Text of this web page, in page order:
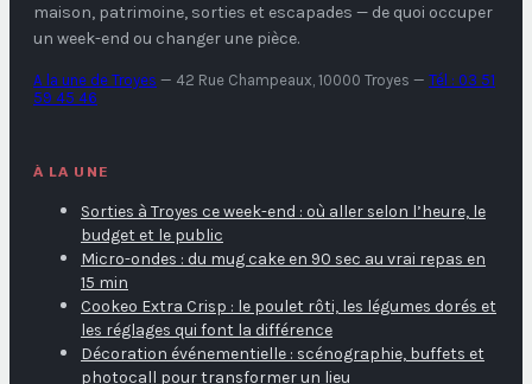
maison, patrimoine, sorties et escapades — de quoi occuper
un week-end ou changer une pièce.
A la une de Troyes — 42 Rue Champeaux, 10000 Troyes — Tél : 03 51
59 45 46
À LA UNE
Sorties à Troyes ce week-end : où aller selon l’heure, le
budget et le public
Micro-ondes : du mug cake en 90 sec au vrai repas en
15 min
Cookeo Extra Crisp : le poulet rôti, les légumes dorés et
les réglages qui font la différence
Décoration événementielle : scénographie, buffets et
photocall pour transformer un lieu